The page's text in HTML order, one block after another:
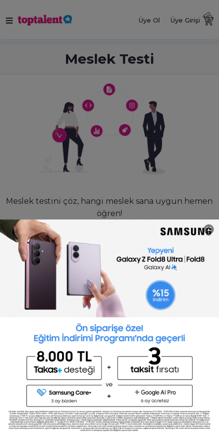
Üye Ol Üye Girişi
Meslek Testi
Meslek testini çöz, hangi meslek sana uygun hemen
öğren!
ŞİMDİ BAŞLA